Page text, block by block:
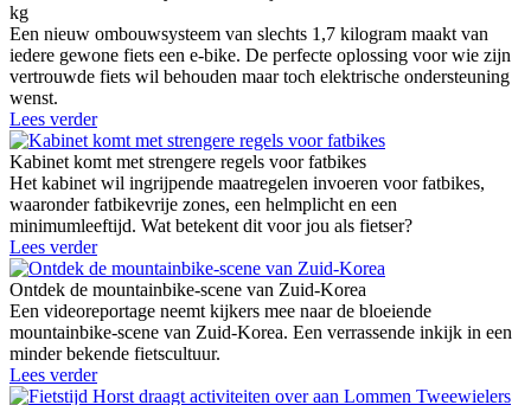
kg
Een nieuw ombouwsysteem van slechts 1,7 kilogram maakt van
iedere gewone fiets een e-bike. De perfecte oplossing voor wie zijn
vertrouwde fiets wil behouden maar toch elektrische ondersteuning
wenst.
Lees verder
Kabinet komt met strengere regels voor fatbikes
Het kabinet wil ingrijpende maatregelen invoeren voor fatbikes,
waaronder fatbikevrije zones, een helmplicht en een
minimumleeftijd. Wat betekent dit voor jou als fietser?
Lees verder
Ontdek de mountainbike-scene van Zuid-Korea
Een videoreportage neemt kijkers mee naar de bloeiende
mountainbike-scene van Zuid-Korea. Een verrassende inkijk in een
minder bekende fietscultuur.
Lees verder